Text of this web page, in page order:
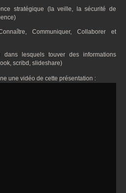
stratégique (la veille, la sécurité de
Communiquer, Collaborer et
lesquels touver des informations
scribd, slideshare)
une vidéo de cette présentation :